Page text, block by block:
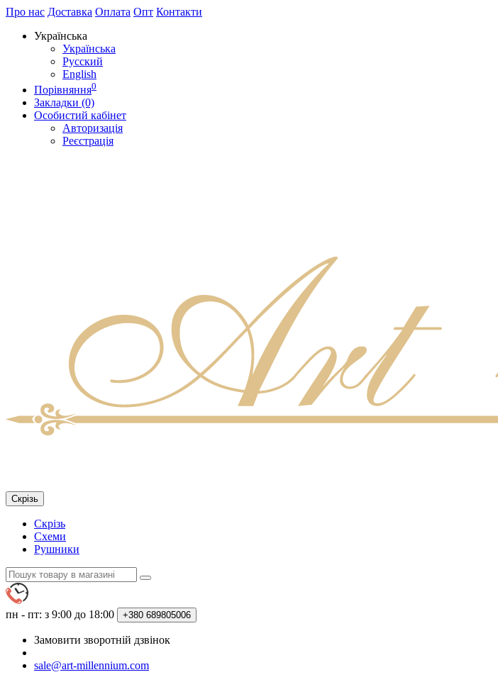
Про нас Доставка Оплата Опт Контакти
Українська
Українська
Русский
English
Порівняння0
Закладки (0)
Особистий кабінет
Авторизація
Реєстрація
Скрізь
Скрізь
Схеми
Рушники
пн - пт: з 9:00 до 18:00 +380 689805006
Замовити зворотній дзвінок
sale@art-millennium.com